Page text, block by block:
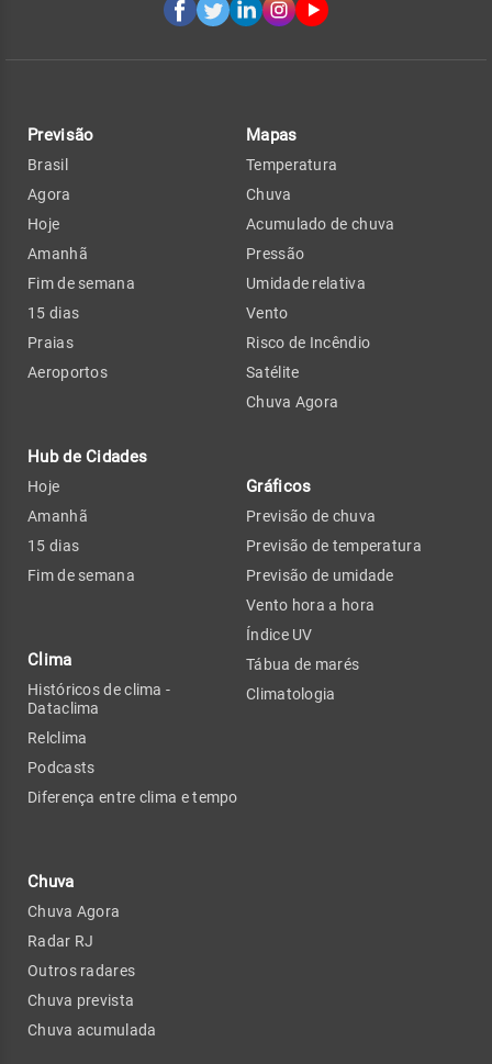
Previsão
Brasil
Agora
Hoje
Amanhã
Fim de semana
15 dias
Praias
Aeroportos
Hub de Cidades
Hoje
Amanhã
15 dias
Fim de semana
Clima
Históricos de clima -
Dataclima
Relclima
Podcasts
Diferença entre clima e tempo
Chuva
Chuva Agora
Radar RJ
Outros radares
Chuva prevista
Chuva acumulada
Mapas
Temperatura
Chuva
Acumulado de chuva
Pressão
Umidade relativa
Vento
Risco de Incêndio
Satélite
Chuva Agora
Gráficos
Previsão de chuva
Previsão de temperatura
Previsão de umidade
Vento hora a hora
Índice UV
Tábua de marés
Climatologia